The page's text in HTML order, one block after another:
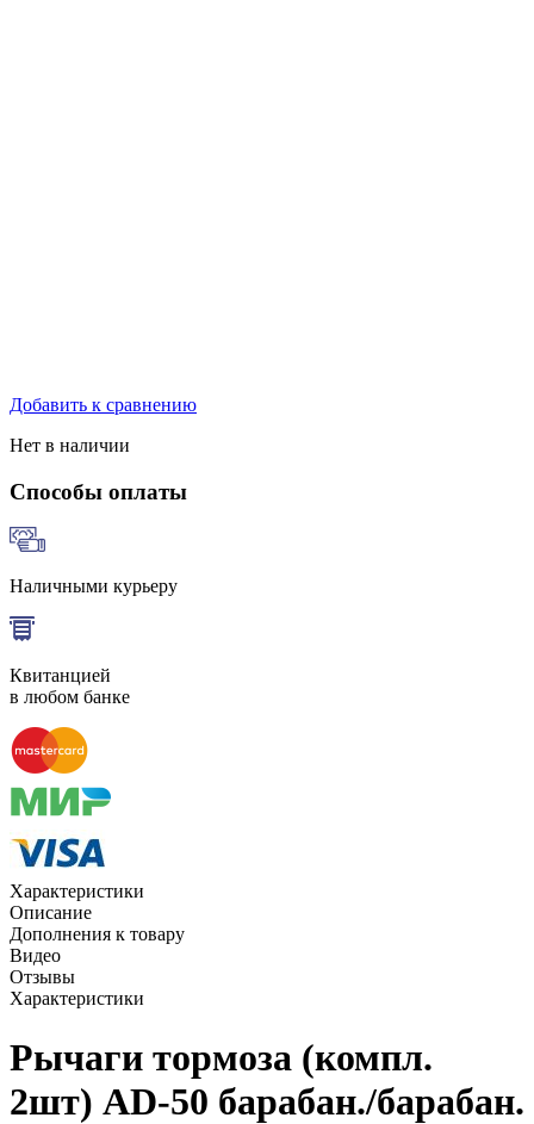
Добавить к сравнению
Нет в наличии
Способы оплаты
Наличными курьеру
Квитанцией
в любом банке
Характеристики
Описание
Дополнения к товару
Видео
Отзывы
Характеристики
Рычаги тормоза (компл.
2шт) AD-50 барабан./барабан.